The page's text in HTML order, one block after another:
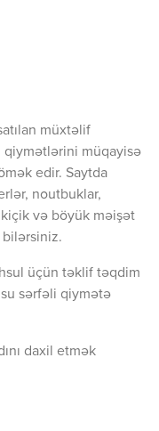
müxtəlif
qiymətlərini müqayisə
edir. Saytda
noutbuklar,
və böyük məişət
bilərsiniz.
üçün təklif təqdim
sərfəli qiymətə
daxil etmək